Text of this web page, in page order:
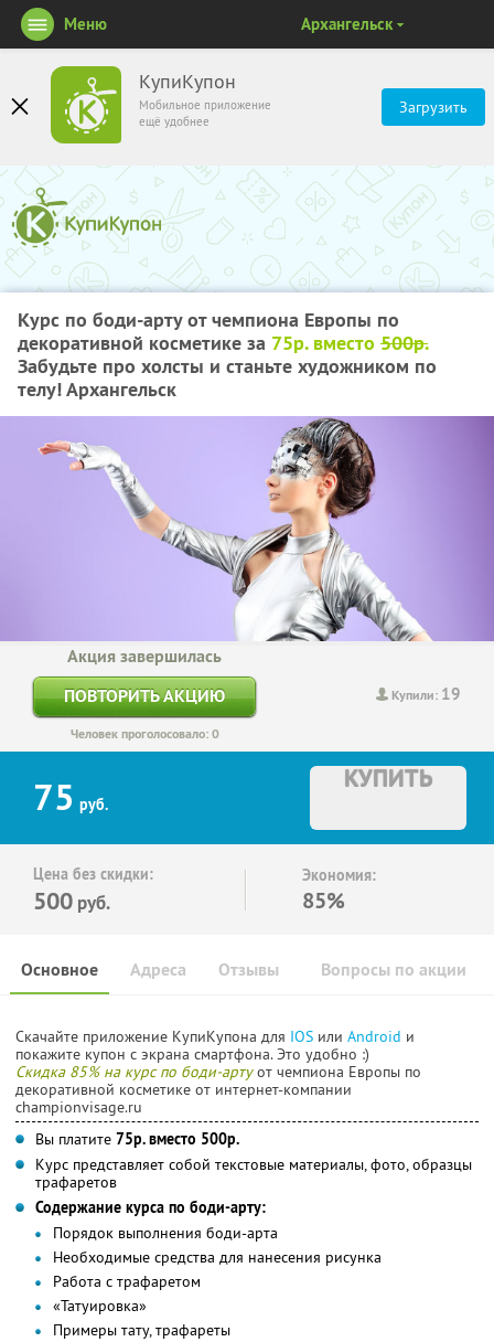
КупиКупон
Мобильное приложение
ещё удобнее
Загрузить
Меню Архангельск
Курс по боди-арту от чемпиона Европы по
декоративной косметике за 75р. вместо 500р.
Забудьте про холсты и станьте художником по
телу! Архангельск
Купили: 19
Акция завершилась
ПОВТОРИТЬ АКЦИЮ
Человек проголосовало: 0
75 руб.
КУПИТЬ
Цена без скидки:
500 руб.
Экономия:
85%
Основное Отзывы Вопросы по акции
Адреса
Скачайте приложение КупиКупона для IOS или Android и
покажите купон с экрана смартфона. Это удобно :)
Скидка 85% на курс по боди-артуот чемпиона Европы по
декоративной косметике от интернет-компании
championvisage.ru
Вы платите 75р. вместо 500р.
Курс представляет собой текстовые материалы, фото, образцы
трафаретов
Содержание курса по боди-арту:
Порядок выполнения боди-арта
Необходимые средства для нанесения рисунка
Работа с трафаретом
«Татуировка»
Примеры тату, трафареты